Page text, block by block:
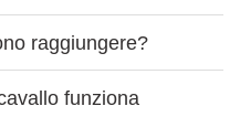
raggiungere?
funziona